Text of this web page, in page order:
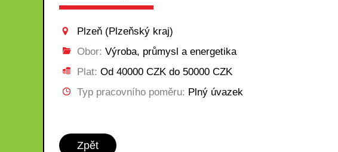
Plzeň (Plzeňský kraj)
Obor: Výroba, průmysl a energetika
Plat: Od 40000 CZK do 50000 CZK
Typ pracovního poměru: Plný úvazek
Zpět